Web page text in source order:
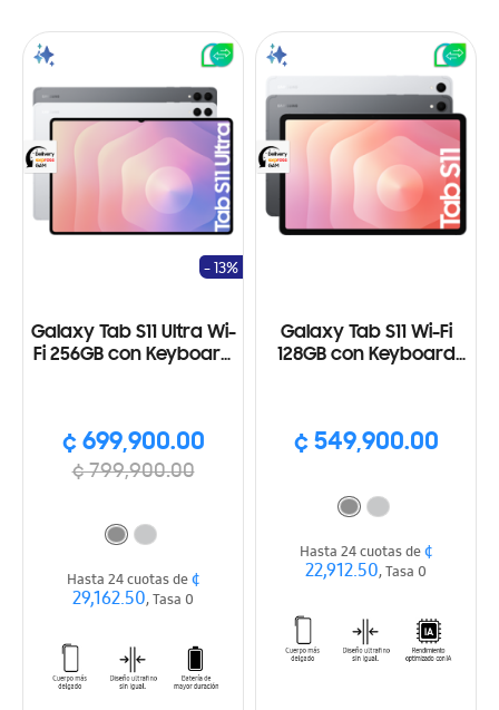
Galaxy Tab S11 Ultra Wi-
Fi 256GB con Keyboard
¢ 699,900.00
¢ 799,900.00
- 13%
Hasta 24 cuotas de¢
29,162.50, Tasa 0
Galaxy Tab S11 Wi-Fi
128GB con Keyboard
¢ 549,900.00
Hasta 24 cuotas de¢
22,912.50, Tasa 0